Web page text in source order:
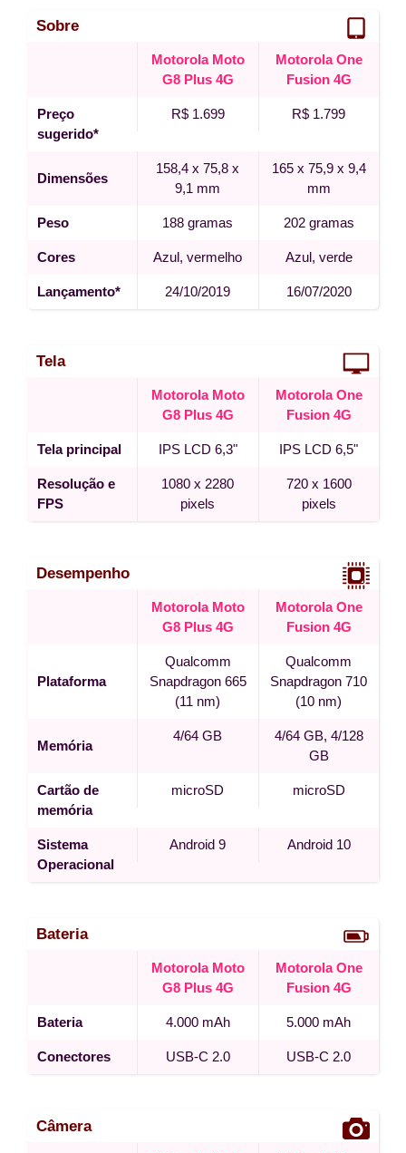
Sobre
Motorola Moto
G8 Plus 4G
Motorola One
Fusion 4G
Preço
sugerido*
R$ 1.699 R$ 1.799
Dimensões
158,4 x 75,8 x
9,1 mm
165 x 75,9 x 9,4
mm
Peso 188 gramas 202 gramas
Cores Azul, vermelho Azul, verde
Lançamento* 24/10/2019 16/07/2020
Tela
Motorola Moto
G8 Plus 4G
Motorola One
Fusion 4G
Tela principal IPS LCD 6,3" IPS LCD 6,5"
Resolução e
FPS
1080 x 2280
pixels
720 x 1600
pixels
Desempenho
Motorola Moto
G8 Plus 4G
Motorola One
Fusion 4G
Plataforma
Qualcomm
Snapdragon 665
(11 nm)
Qualcomm
Snapdragon 710
(10 nm)
Memória
4/64 GB
4/64 GB, 4/128
GB
Cartão de
memória
microSD microSD
Sistema
Operacional
Android 9 Android 10
Bateria
Motorola Moto
G8 Plus 4G
Motorola One
Fusion 4G
Bateria 4.000 mAh 5.000 mAh
Conectores USB-C 2.0 USB-C 2.0
Câmera